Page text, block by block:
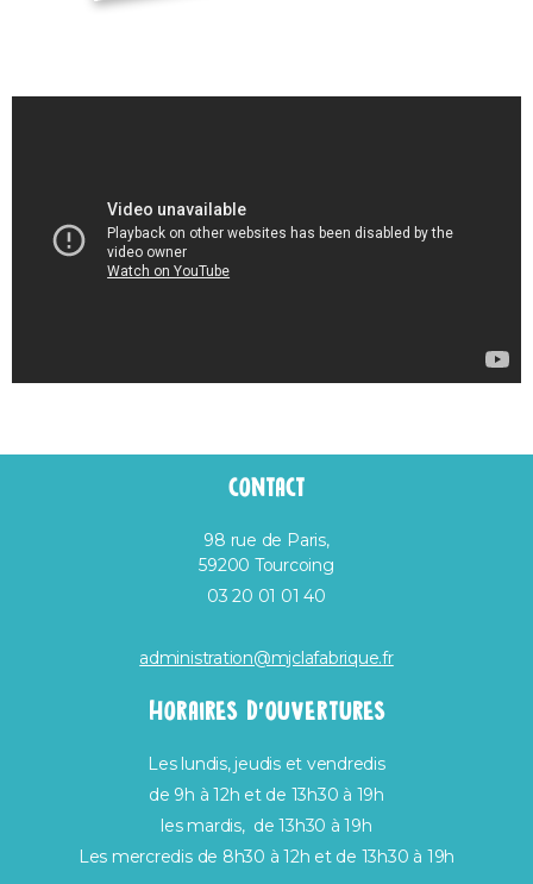
CONTACT
98 rue de Paris,
59200 Tourcoing
03 20 01 01 40
administration@mjclafabrique.fr
HORAIRES D’OUVERTURES
Les lundis, jeudis et vendredis
de 9h à 12h et de 13h30 à 19h
les mardis, de 13h30 à 19h
Les mercredis de 8h30 à 12h et de 13h30 à 19h